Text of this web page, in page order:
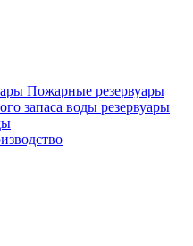
Пожарные резервуары
резервуары